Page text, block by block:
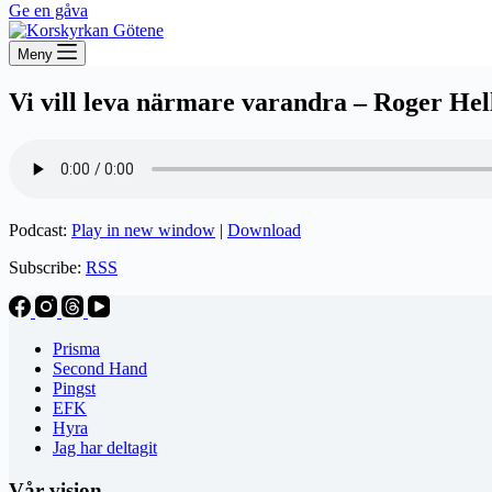
Ge en gåva
Meny
Vi vill leva närmare varandra – Roger
Podcast: Play in new window | Download
Subscribe: RSS
Prisma
Second Hand
Pingst
EFK
Hyra
Jag har deltagit